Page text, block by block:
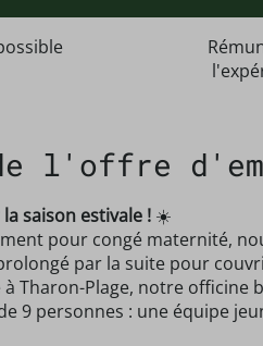
l'offre
saison estivale ! ☀️
pour congé maternité,
par la suite pour
à Tharon-Plage, notre
9 personnes : une équipe